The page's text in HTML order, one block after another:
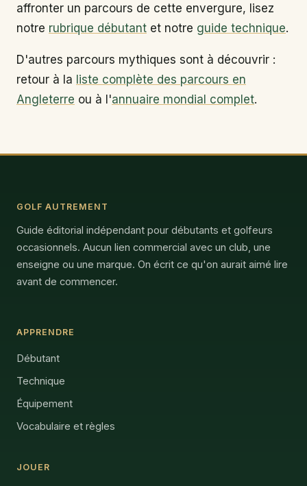
affronter un parcours de cette envergure, lisez
notre rubrique débutant et notre guide technique.
D'autres parcours mythiques sont à découvrir :
retour à la liste complète des parcours en
Angleterre ou à l'annuaire mondial complet.
GOLF AUTREMENT
Guide éditorial indépendant pour débutants et golfeurs
occasionnels. Aucun lien commercial avec un club, une
enseigne ou une marque. On écrit ce qu'on aurait aimé lire
avant de commencer.
APPRENDRE
Débutant
Technique
Équipement
Vocabulaire et règles
JOUER